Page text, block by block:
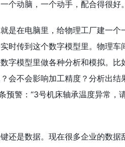
个动脑，一个动手，配合得很好。
是在电脑里，给物理工厂建一
传到这个数字模型里。物理
字模型里做各种分析和模拟。
会不会影响加工精度？分析出
警：“3号机床轴承温度异常，
还是数据。现在很多企业的数